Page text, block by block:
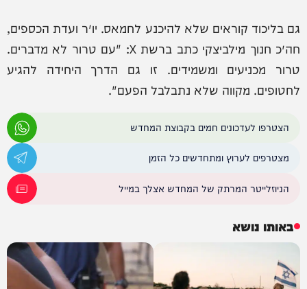
גם בליכוד קוראים שלא להיכנע לחמאס. יו״ר ועדת הכספים,
חה״כ חנוך מילביצקי כתב ברשת X: "עם טרור לא מדברים.
טרור מכניעים ומשמידים. זו גם הדרך היחידה להגיע
לחטופים. מקווה שלא נתבלבל הפעם".
הצטרפו לעדכונים חמים בקבוצת המחדש
מצטרפים לערוץ ומתחדשים כל הזמן
הניוזלייטר המרתק של המחדש אצלך במייל
באותו נושא